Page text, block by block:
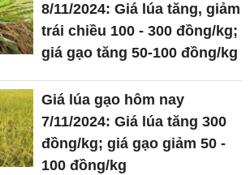
8/11/2024: Giá lúa tăng, giảm
trái chiều 100 - 300 đồng/kg;
giá gạo tăng 50-100 đồng/kg
Giá lúa gạo hôm nay
7/11/2024: Giá lúa tăng 300
đồng/kg; giá gạo giảm 50 -
100 đồng/kg